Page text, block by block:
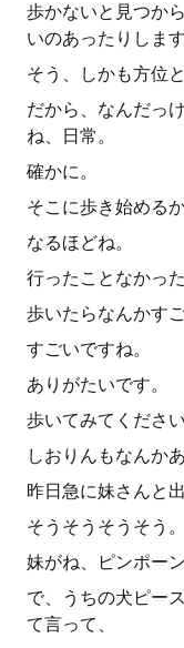
歩かないと見つか
いのあったりします
そう、しかも方位
だから、なんだっ
ね、日常。
確かに。
そこに歩き始めるか
なるほどね。
行ったことなかっ
歩いたらなんかす
すごいですね。
ありがたいです。
歩いてみてください
しおりんもなんか
昨日急に妹さんと
そうそうそうそう。
妹がね、ピンポー
で、うちの犬ピー
て言って、